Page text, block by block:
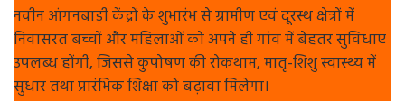
नवीन आंगनबाड़ी केंद्रों के शुभारंभ से ग्रामीण एवं दूरस्थ क्षेत्रों में
निवासरत बच्चों और महिलाओं को अपने ही गांव में बेहतर सुविधाएं
उपलब्ध होंगी, जिससे कुपोषण की रोकथाम, मातृ-शिशु स्वास्थ्य में
सुधार तथा प्रारंभिक शिक्षा को बढ़ावा मिलेगा।